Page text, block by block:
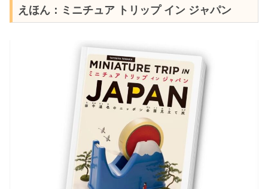
えほん：ミニチュア トリップ イン ジャパン